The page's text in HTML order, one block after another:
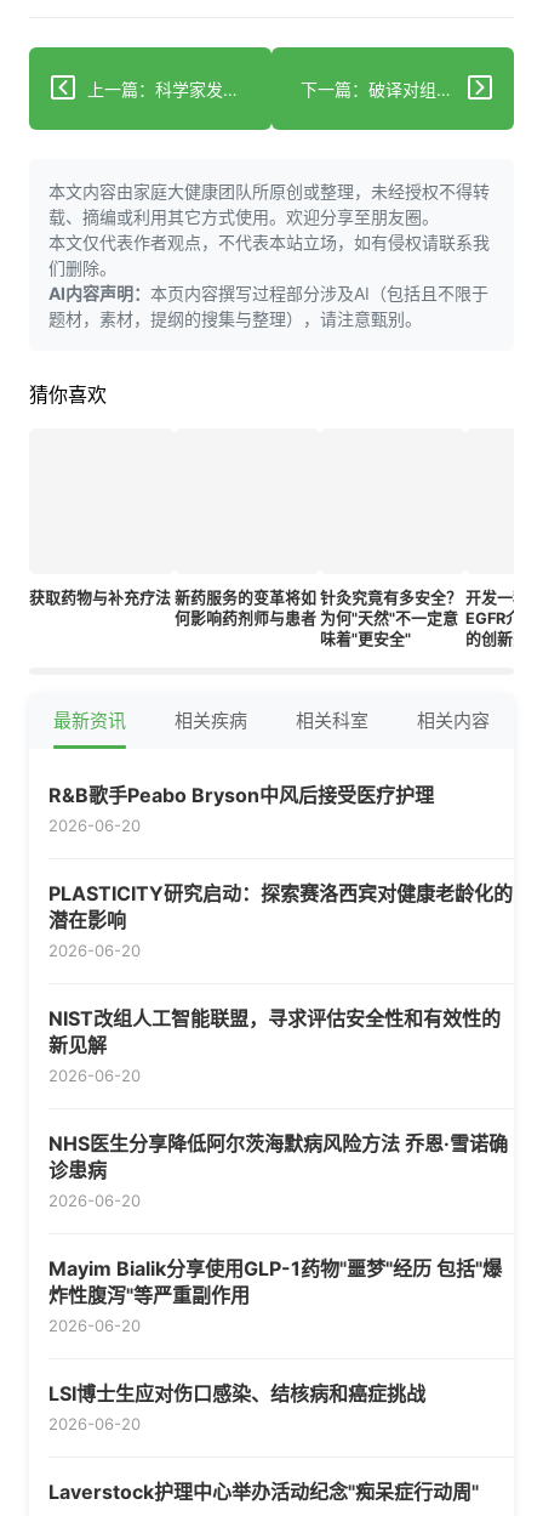
上一篇：科学家发现某些日常食物可能有助于延缓大脑衰老 下一篇：破译对组织屏障至关重要的膜蛋白
本文内容由家庭大健康团队所原创或整理，未经授权不得转
载、摘编或利用其它方式使用。欢迎分享至朋友圈。
本文仅代表作者观点，不代表本站立场，如有侵权请联系我
们删除。
AI内容声明： 本页内容撰写过程部分涉及AI（包括且不限于
题材，素材，提纲的搜集与整理），请注意甄别。
猜你喜欢
获取药物与补充疗法 新药服务的变革将如
何影响药剂师与患者
针灸究竟有多安全？
为何"天然"不一定意
味着"更安全"
开发一种
EGFR介导
的创新药
最新资讯 相关疾病 相关科室 相关内容
R&B歌手Peabo Bryson中风后接受医疗护理
2026-06-20
PLASTICITY研究启动：探索赛洛西宾对健康老龄化的
潜在影响
2026-06-20
NIST改组人工智能联盟，寻求评估安全性和有效性的
新见解
2026-06-20
NHS医生分享降低阿尔茨海默病风险方法 乔恩·雪诺确
诊患病
2026-06-20
Mayim Bialik分享使用GLP-1药物"噩梦"经历 包括"爆
炸性腹泻"等严重副作用
2026-06-20
LSI博士生应对伤口感染、结核病和癌症挑战
2026-06-20
Laverstock护理中心举办活动纪念"痴呆症行动周"